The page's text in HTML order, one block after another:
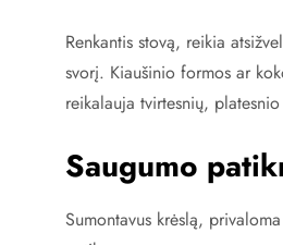
Renkantis stovą, reikia
svorį. Kiaušinio formos ar
reikalauja tvirtesnių,
Saugumo
Sumontavus krėslą,